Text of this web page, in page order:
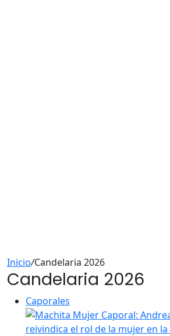
Inicio/Candelaria 2026
Candelaria 2026
Caporales